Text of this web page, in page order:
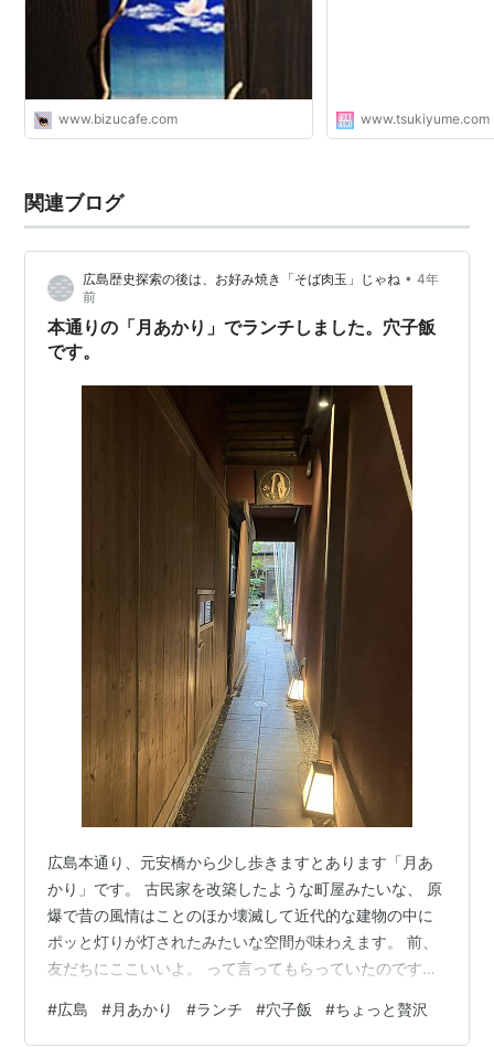
www.bizucafe.com www.tsukiyume.com
関連ブログ
広島歴史探索の後は、お好み焼き「そば肉玉」じゃね • 4年
前
本通りの「月あかり」でランチしました。穴子飯
です。
広島本通り、元安橋から少し歩きますとあります「月あ
かり」です。 古民家を改築したような町屋みたいな、 原
爆で昔の風情はことのほか壊滅して近代的な建物の中に
ポッと灯りが灯されたみたいな空間が味わえます。 前、
友だちにここいいよ。 って言ってもらっていたのですけ
た。 たまには、 というより稀に、 というより何年ぶり
#広島 #月あかり #ランチ #穴子飯 #ちょっと贅沢